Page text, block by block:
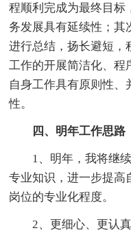
程顺利完成为最终目标
务发展具有延续性；其
进行总结，扬长避短，
工作的开展简洁化、程
自身工作具有原则性
性。
四、明年工作思路
1、明年，我将继续
专业知识，进一步提高
岗位的专业化程度。
2、更细心、更认真